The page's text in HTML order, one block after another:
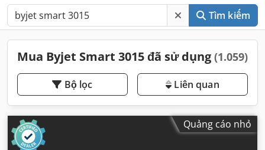
Tìm kiếm
Mua Byjet Smart 3015 đã sử dụng (1.059)
Bộ lọc Liên quan
Quảng cáo nhỏ